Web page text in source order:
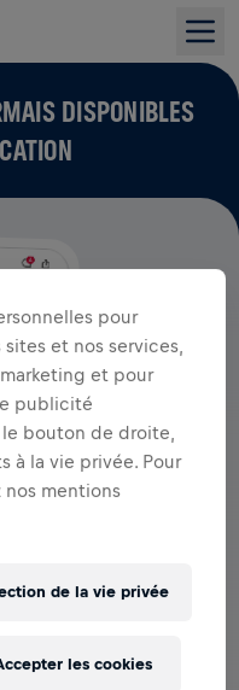
DISPONIBLES
ou en train de créer la
pour
et nos services,
et pour
publicité
bouton de droite,
à la vie privée. Pour
nos mentions
de la vie privée
les cookies